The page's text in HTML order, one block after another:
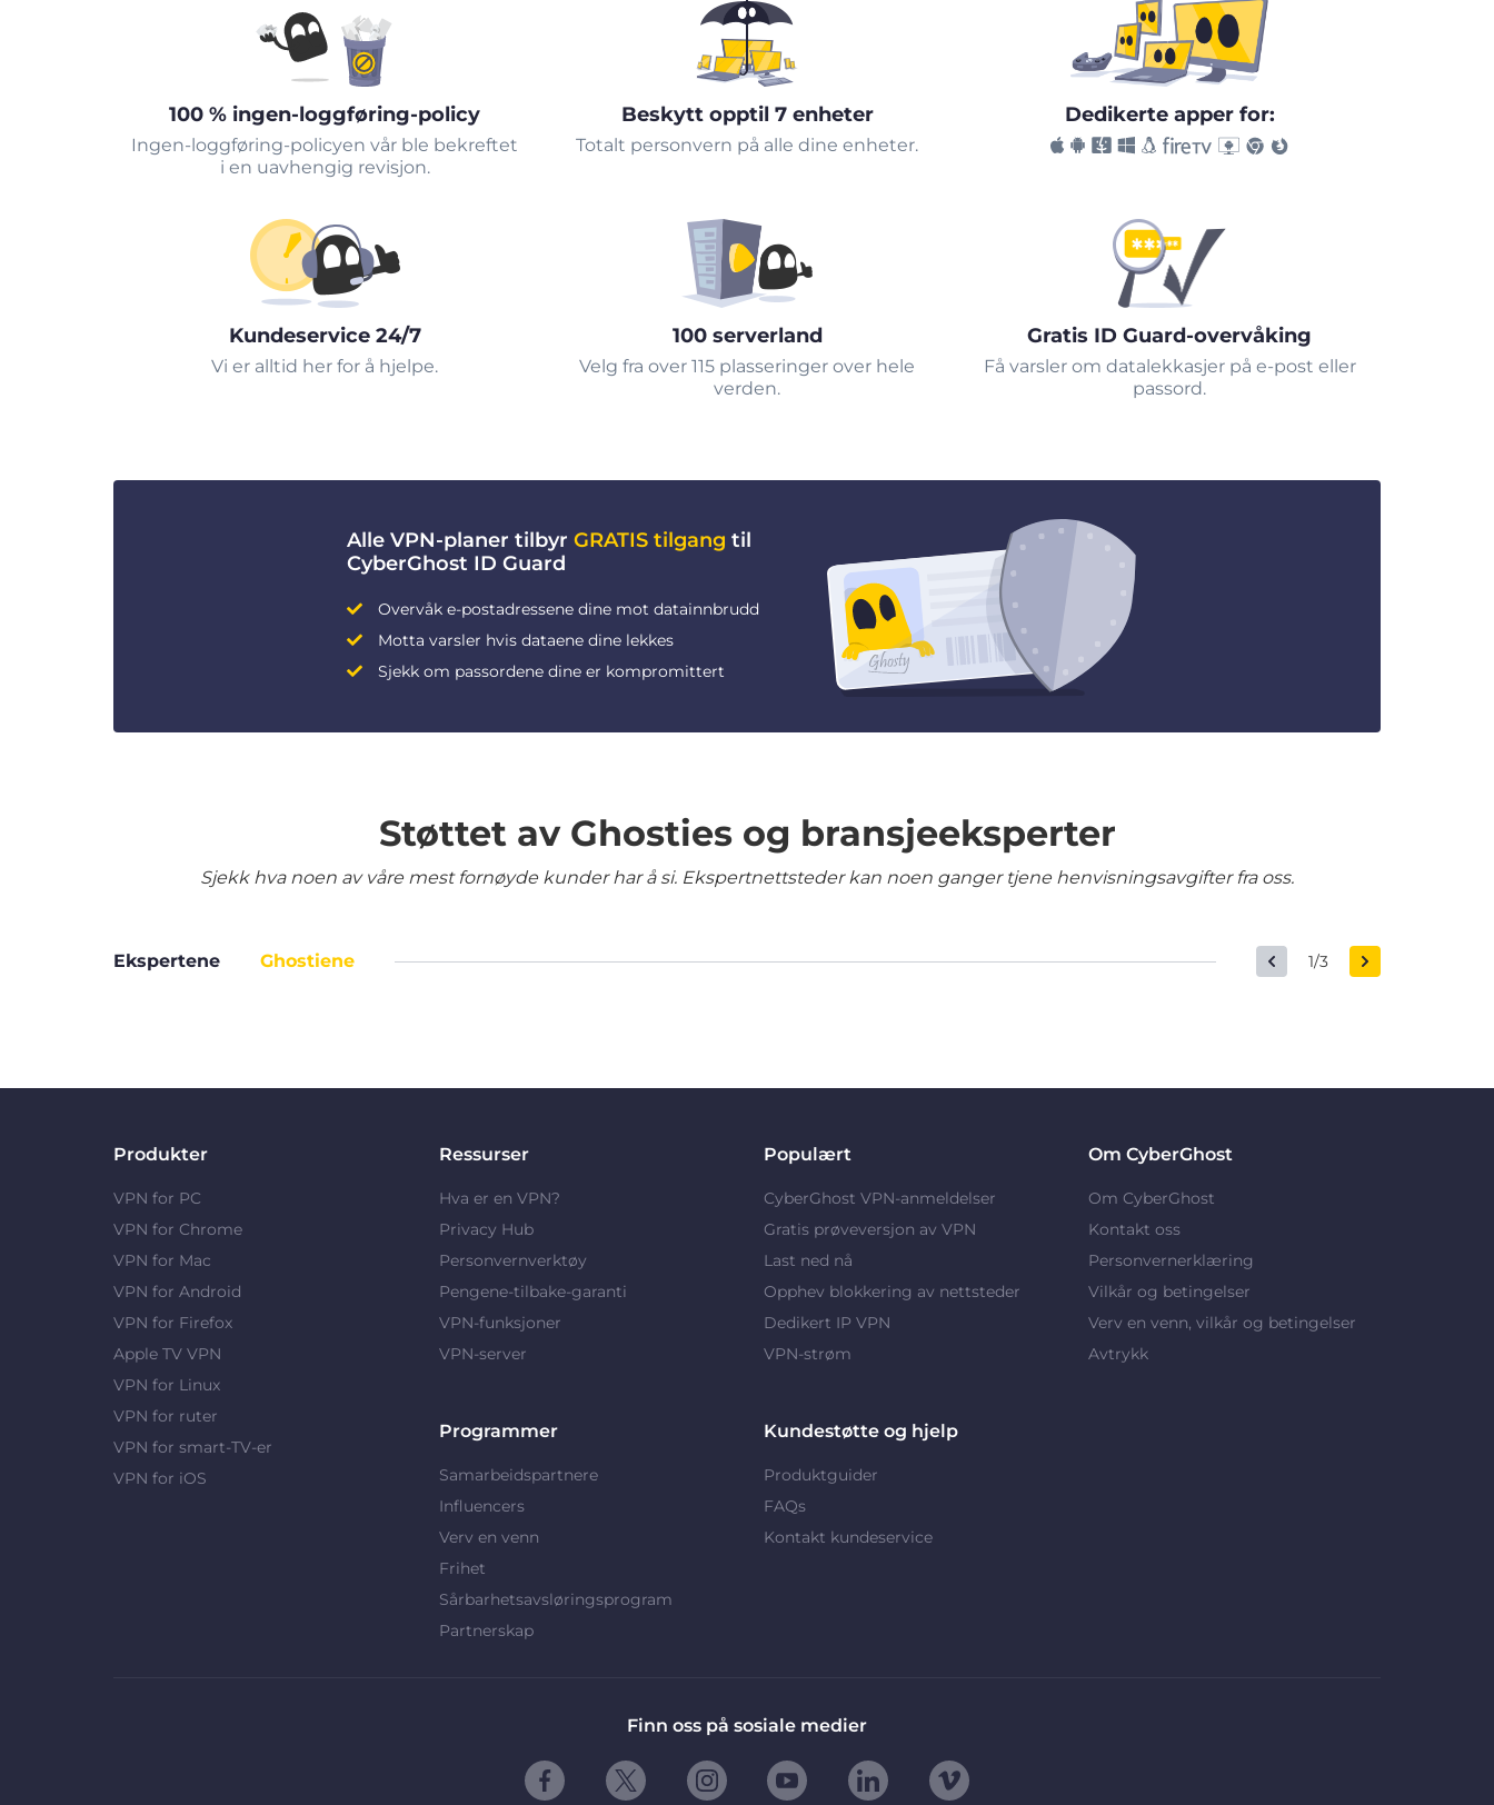
100 % ingen-loggføring-policy
Ingen-loggføring-policyen vår ble bekreftet
i en uavhengig revisjon.
Beskytt opptil 7 enheter
Totalt personvern på alle dine enheter.
Dedikerte apper for:
Kundeservice 24/7
Vi er alltid her for å hjelpe.
100 serverland
Velg fra over 115 plasseringer over hele
verden.
Gratis ID Guard-overvåking
Få varsler om datalekkasjer på e-post eller
passord.
Alle VPN-planer tilbyr GRATIS tilgang til
CyberGhost ID Guard
Overvåk e-postadressene dine mot datainnbrudd
Motta varsler hvis dataene dine lekkes
Sjekk om passordene dine er kompromittert
Støttet av Ghosties og bransjeeksperter
Sjekk hva noen av våre mest fornøyde kunder har å si. Ekspertnettsteder kan noen ganger tjene henvisningsavgifter fra oss.
Ekspertene Ghostiene 1/3
Produkter
VPN for PC
VPN for Chrome
VPN for Mac
VPN for Android
VPN for Firefox
Apple TV VPN
VPN for Linux
VPN for ruter
VPN for smart-TV-er
VPN for iOS
Ressurser
Hva er en VPN?
Privacy Hub
Personvernverktøy
Pengene-tilbake-garanti
VPN-funksjoner
VPN-server
Populært
CyberGhost VPN-anmeldelser
Gratis prøveversjon av VPN
Last ned nå
Opphev blokkering av nettsteder
Dedikert IP VPN
VPN-strøm
Om CyberGhost
Om CyberGhost
Kontakt oss
Personvernerklæring
Vilkår og betingelser
Verv en venn, vilkår og betingelser
Avtrykk
Programmer
Samarbeidspartnere
Influencers
Verv en venn
Frihet
Sårbarhetsavsløringsprogram
Partnerskap
Kundestøtte og hjelp
Produktguider
FAQs
Kontakt kundeservice
Finn oss på sosiale medier